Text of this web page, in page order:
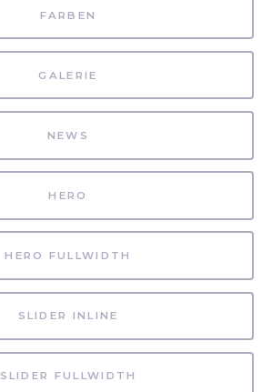
FARBEN
GALERIE
NEWS
HERO
HERO FULLWIDTH
SLIDER INLINE
SLIDER FULLWIDTH